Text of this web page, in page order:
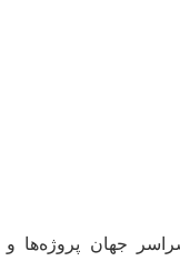
جهان پروژه‌ها و